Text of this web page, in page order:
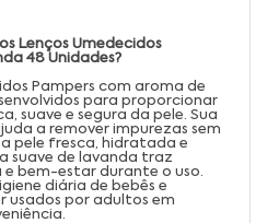
Lenços Umedecidos
48 Unidades?
Pampers com aroma de
para proporcionar
suave e segura da pele. Sua
a remover impurezas sem
pele fresca, hidratada e
suave de lavanda traz
e bem-estar durante o uso.
diária de bebês e
usados por adultos em